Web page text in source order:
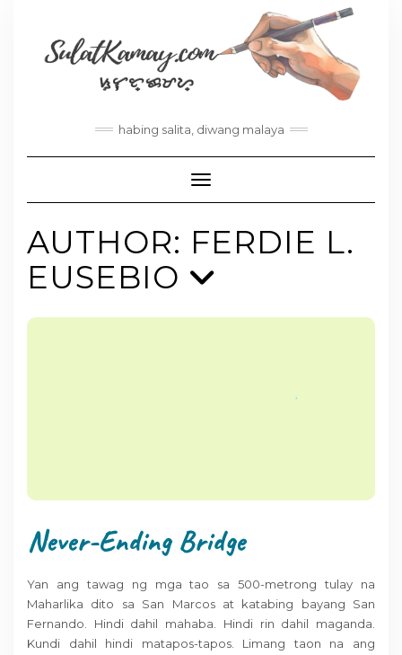
habing salita, diwang malaya
Toggle Navigation
AUTHOR: FERDIE L.
EUSEBIO
Never-Ending Bridge
Yan ang tawag ng mga tao sa 500-metrong tulay na
Maharlika dito sa San Marcos at katabing bayang San
Fernando. Hindi dahil mahaba. Hindi rin dahil maganda.
Kundi dahil hindi matapos-tapos. Limang taon na ang